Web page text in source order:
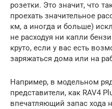
розетки. Это значит, что
проехать значительное
км, а иногда и больше)
не расходуя ни капли
круто, если у вас есть
заряжаться дома или на
Например, в модельном
представители, как RAV4
впечатляющий запас хода